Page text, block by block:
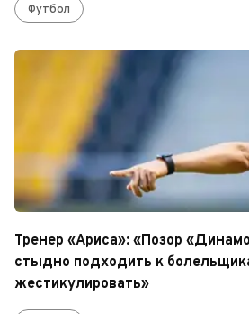
Футбол
Тренер «Ариса»: «Позор
стыдно подходить к
жестикулировать»